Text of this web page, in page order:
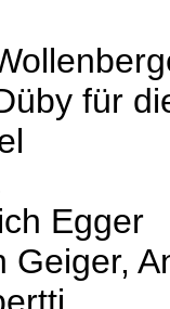
für
Egger
Geiger,